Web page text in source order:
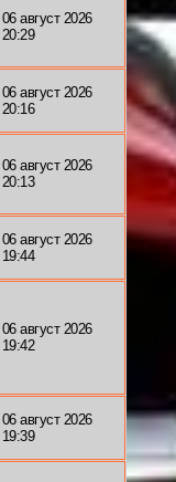
06 август 2026
20:29
06 август 2026
20:16
06 август 2026
20:13
06 август 2026
19:44
06 август 2026
19:42
06 август 2026
19:39